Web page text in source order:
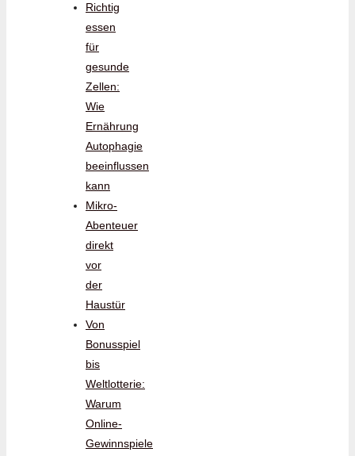
Richtig
essen
für
gesunde
Zellen:
Wie
Ernährung
Autophagie
beeinflussen
kann
Mikro-
Abenteuer
direkt
vor
der
Haustür
Von
Bonusspiel
bis
Weltlotterie:
Warum
Online-
Gewinnspiele